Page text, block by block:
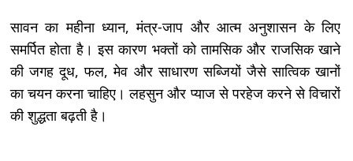
सावन का महीना ध्यान, मंत्र-जाप और आत्म अनुशासन के लिए
समर्पित होता है। इस कारण भक्तों को तामसिक और राजसिक खाने
की जगह दूध, फल, मेव और साधारण सब्जियों जैसे सात्विक खानों
का चयन करना चाहिए। लहसुन और प्याज से परहेज करने से विचारों
की शुद्धता बढ़ती है।